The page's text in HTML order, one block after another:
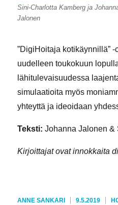
Sini-Charlotta Kamberg ja
Jalonen
”DigiHoitaja kotikäynnillä”
uudelleen toukokuun
lähitulevaisuudessa
simulaatioita myös
yhteyttä ja ideoidaan
Teksti: Johanna Jalonen &
Kirjoittajat ovat innokkaita
KIRJOITTAJA
ANNE SANKARI JULKAISTU
9.5.2019